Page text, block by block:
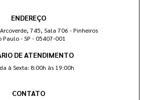
ENDEREÇO
745, Sala 706 - Pinheiros
Paulo - SP - 05407-001
DE ATENDIMENTO
à Sexta: 8:00h às 19:00h
CONTATO